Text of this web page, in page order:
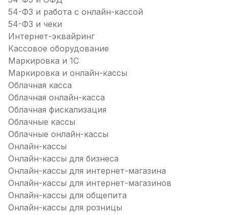
54-ФЗ и работа с онлайн-кассой
54-ФЗ и чеки
Интернет-эквайринг
Кассовое оборудование
Маркировка и 1С
Маркировка и онлайн-кассы
Облачная касса
Облачная онлайн-касса
Облачная фискализация
Облачные кассы
Облачные онлайн-кассы
Онлайн-кассы
Онлайн-кассы для бизнеса
Онлайн-кассы для интернет-магазина
Онлайн-кассы для интернет-магазинов
Онлайн-кассы для общепита
Онлайн-кассы для розницы